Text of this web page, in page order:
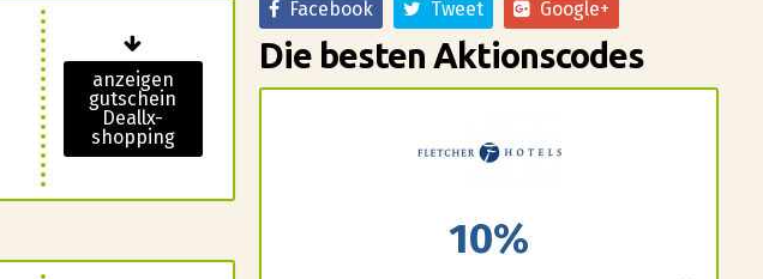
anzeigen
gutschein
Deallx-
shopping
Facebook
Tweet Google+
Die besten Aktionscodes
10%